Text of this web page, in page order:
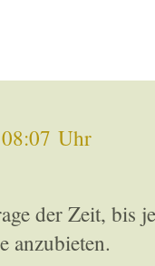
Uhr
der Zeit, bis
anzubieten.